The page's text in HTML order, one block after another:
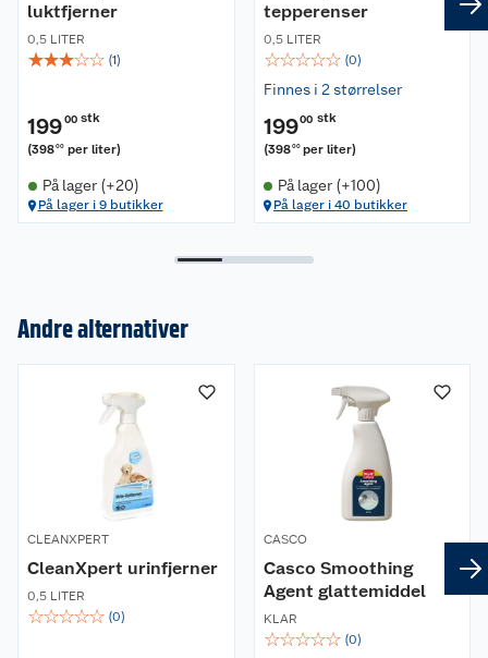
luktfjerner
0,5 LITER
☆☆☆☆☆ (1)
19900 stk
(39800 per liter)
På lager (+20)
På lager i 9 butikker
tepperenser
0,5 LITER
☆☆☆☆☆ (0)
Finnes i 2 størrelser
19900 stk
(398 00 per liter)
På lager (+100)
På lager i 40 butikker
Andre alternativer
CLEANXPERT
CleanXpert urinfjerner
0,5 LITER
☆☆☆☆☆ (0)
CASCO
Casco Smoothing
Agent glattemiddel
KLAR
☆☆☆☆☆ (0)
Kundeservice
Kontakt oss
Reklamasjon
Våre merkevarer
Våre kjeder
Kjøpsvilkår
Personvern
Lavprisløfte
Hageinspirasjon
Oppussing med utemaling